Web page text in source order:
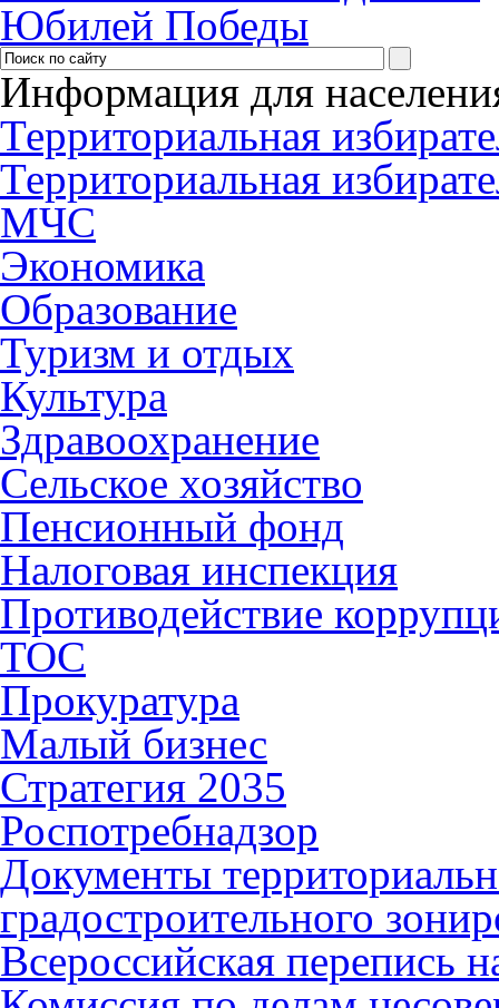
Юбилей Победы
Информация для
Территориальная
Территориальная
МЧС
Экономика
Образование
Туризм и отдых
Культура
Здравоохранение
Сельское хозяйство
Пенсионный фонд
Налоговая инспекция
Противодействие
ТОС
Прокуратура
Малый бизнес
Стратегия 2035
Роспотребнадзор
Документы
градостроительного
Всероссийская перепись